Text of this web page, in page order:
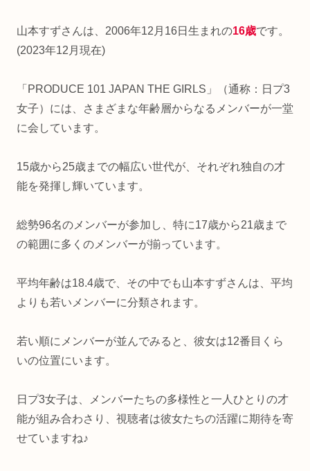
山本すずさんは、2006年12月16日生まれの16歳です。
(2023年12月現在)
「PRODUCE 101 JAPAN THE GIRLS」（通称：日プ3
女子）には、さまざまな年齢層からなるメンバーが一堂
に会しています。
15歳から25歳までの幅広い世代が、それぞれ独自の才
能を発揮し輝いています。
総勢96名のメンバーが参加し、特に17歳から21歳まで
の範囲に多くのメンバーが揃っています。
平均年齢は18.4歳で、その中でも山本すずさんは、平均
よりも若いメンバーに分類されます。
若い順にメンバーが並んでみると、彼女は12番目くら
いの位置にいます。
日プ3女子は、メンバーたちの多様性と一人ひとりの才
能が組み合わさり、視聴者は彼女たちの活躍に期待を寄
せていますね♪